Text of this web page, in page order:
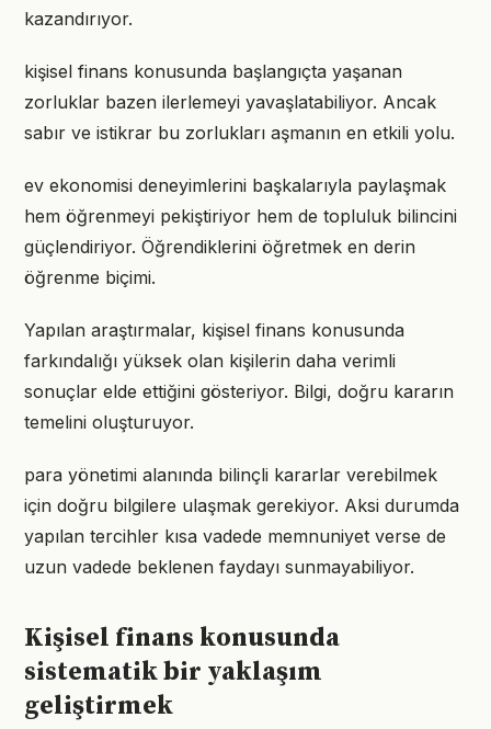
kazandırıyor.
kişisel finans konusunda başlangıçta yaşanan
zorluklar bazen ilerlemeyi yavaşlatabiliyor. Ancak
sabır ve istikrar bu zorlukları aşmanın en etkili yolu.
ev ekonomisi deneyimlerini başkalarıyla paylaşmak
hem öğrenmeyi pekiştiriyor hem de topluluk bilincini
güçlendiriyor. Öğrendiklerini öğretmek en derin
öğrenme biçimi.
Yapılan araştırmalar, kişisel finans konusunda
farkındalığı yüksek olan kişilerin daha verimli
sonuçlar elde ettiğini gösteriyor. Bilgi, doğru kararın
temelini oluşturuyor.
para yönetimi alanında bilinçli kararlar verebilmek
için doğru bilgilere ulaşmak gerekiyor. Aksi durumda
yapılan tercihler kısa vadede memnuniyet verse de
uzun vadede beklenen faydayı sunmayabiliyor.
Kişisel finans konusunda
sistematik bir yaklaşım
geliştirmek